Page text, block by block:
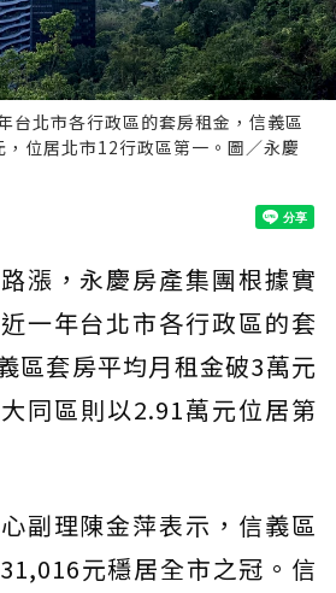
台北市各行政區的套房租金，信義區
位居北市12行政區第一。圖／永慶
漲，永慶房產集團根據實
一年台北市各行政區的套
區套房平均月租金破3萬元
同區則以2.91萬元位居第
副理陳金萍表示，信義區
元穩居全市之冠。信